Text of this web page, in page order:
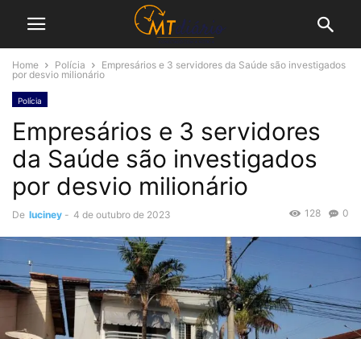
Home Polícia
Empresários e 3 servidores da Saúde são investigados
por desvio milionário
Polícia
Empresários e 3 servidores
da Saúde são investigados
por desvio milionário
De luciney - 4 de outubro de 2023 0
128